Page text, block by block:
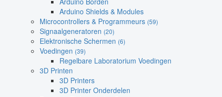
Arduino Shields & Modules
Microcontrollers & Programmeurs (59)
Signaalgeneratoren (20)
Elektronische Schermen (6)
Voedingen (39)
Regelbare Laboratorium Voedingen
3D Printen
3D Printers
3D Printer Onderdelen